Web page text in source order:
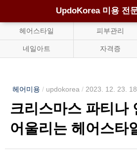
UpdoKorea 미용 전
헤어스타일 피부관리
네일아트 자격증
헤어미용 / updokorea / 2023. 12. 23.
크리스마스 파티나
어울리는 헤어스타